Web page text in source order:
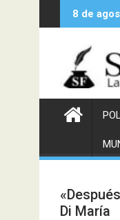
al
8 de
Di María